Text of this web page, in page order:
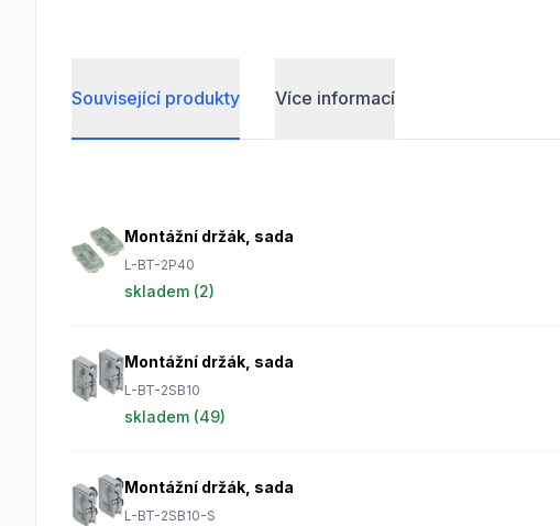
Související produkty Více informací
Montážní držák, sada
L-BT-2P40
skladem (2)
Montážní držák, sada
L-BT-2SB10
skladem (49)
Montážní držák, sada
L-BT-2SB10-S